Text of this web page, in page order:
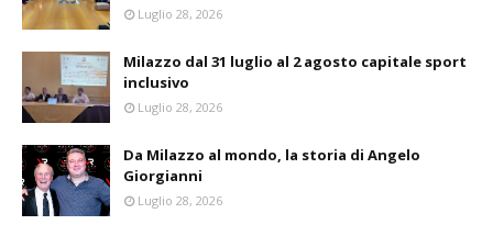
Luglio 28, 2026
Milazzo dal 31 luglio al 2 agosto capitale sport
inclusivo
Luglio 28, 2026
Da Milazzo al mondo, la storia di Angelo
Giorgianni
Luglio 28, 2026